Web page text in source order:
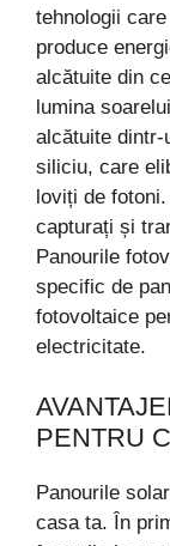
tehnologii
produce
alcătuite din
lumina
alcătuite dintr-
siliciu, care
loviți de
capturați și
Panourile
specific de
fotovoltaice
electricitate.
PENTRU
Panourile
casa ta. În